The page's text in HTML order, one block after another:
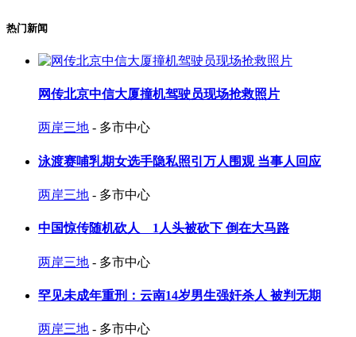
热门新闻
网传北京中信大厦撞机驾驶员现场抢救照片
两岸三地 - 多市中心
泳渡赛哺乳期女选手隐私照引万人围观 当事人回应
两岸三地 - 多市中心
中国惊传随机砍人 1人头被砍下 倒在大马路
两岸三地 - 多市中心
罕见未成年重刑：云南14岁男生强奸杀人 被判无期
两岸三地 - 多市中心